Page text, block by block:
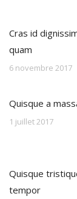
Cras id
quam
6 novembre 2017
Quisque a
1 juillet 2017
Quisque
tempor